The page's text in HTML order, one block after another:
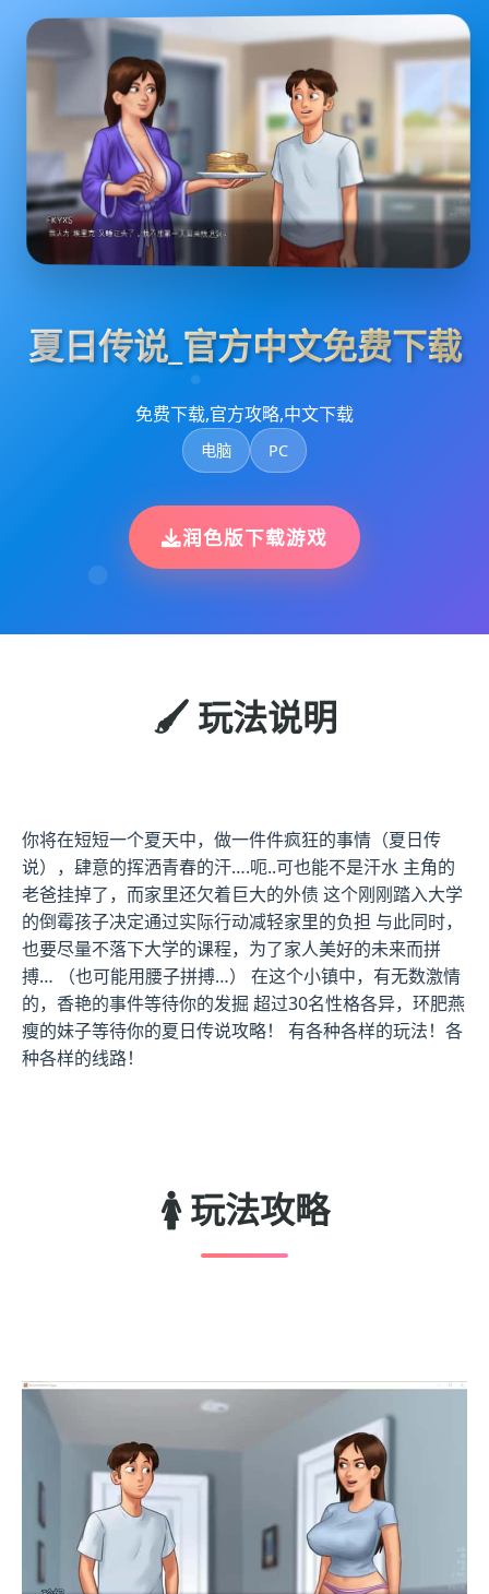
夏日传说_官方中文免费下载
免费下载,官方攻略,中文下载
电脑 PC
润色版下载游戏
🖌️ 玩法说明
你将在短短一个夏天中，做一件件疯狂的事情（夏日传
说），肆意的挥洒青春的汗….呃..可也能不是汗水 主角的
老爸挂掉了，而家里还欠着巨大的外债 这个刚刚踏入大学
的倒霉孩子决定通过实际行动减轻家里的负担 与此同时，
也要尽量不落下大学的课程，为了家人美好的未来而拼
搏… （也可能用腰子拼搏…） 在这个小镇中，有无数激情
的，香艳的事件等待你的发掘 超过30名性格各异，环肥燕
瘦的妹子等待你的夏日传说攻略！ 有各种各样的玩法！各
种各样的线路！
🚺 玩法攻略